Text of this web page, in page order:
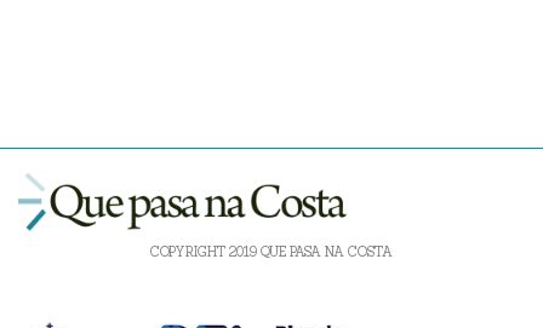
COPYRIGHT 2019 QUE PASA NA COSTA